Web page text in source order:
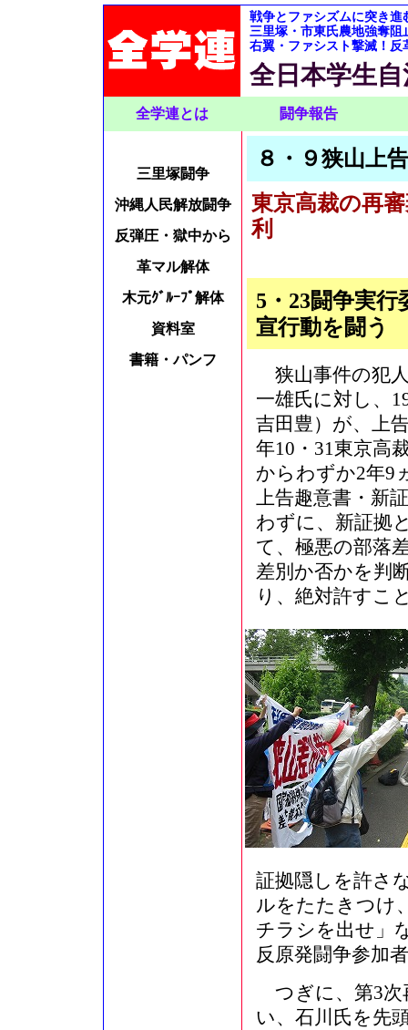
戦争とファシズムに突き
三里塚・市東氏農地強奪阻
右翼・ファシスト撃滅！
全日本学生
全学連とは 闘争報告
三里塚闘争
沖縄人民解放闘争
反弾圧・獄中から
革マル解体
木元ｸﾞﾙｰﾌﾟ解体
資料室
書籍・パンフ
８・９狭山上
東京高裁の再
利
5・23闘争実
宣行動を闘う
狭山事件の犯
一雄氏に対し、
吉田豊）が、上
年10・31東京高
からわずか2年9
上告趣意書・新
わずに、新証拠
て、極悪の部落
差別か否かを判
り、絶対許すこ
証拠隠しを許さ
ルをたたきつけ
チラシを出せ」
反原発闘争参加
つぎに、第3次
い、石川氏を先